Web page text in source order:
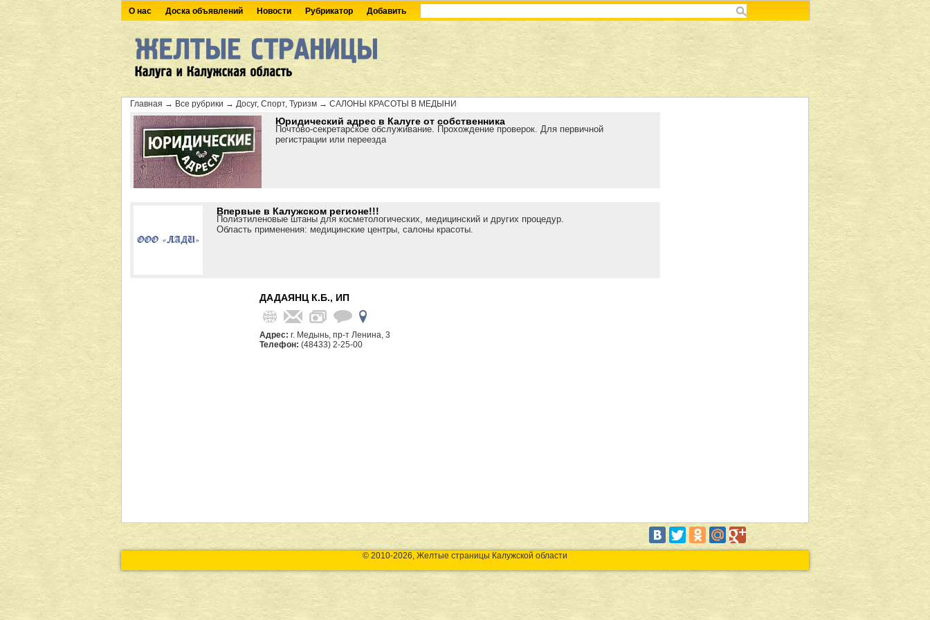
О нас Доска объявлений Новости Рубрикатор Добавить
Главная → Все рубрики → Досуг, Спорт, Туризм → САЛОНЫ КРАСОТЫ В МЕДЫНИ
Юридический адрес в Калуге от собственника
Почтово-секретарское обслуживание. Прохождение проверок. Для первичной
регистрации или переезда
Впервые в Калужском регионе!!!
Полиэтиленовые штаны для косметологических, медицинский и других процедур.
Область применения: медицинские центры, салоны красоты.
ДАДАЯНЦ К.Б., ИП
Адрес: г. Медынь, пр-т Ленина, 3
Телефон: (48433) 2-25-00
© 2010-2026, Желтые страницы Калужской области